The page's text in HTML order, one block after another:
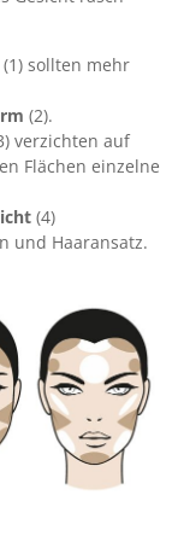
(1) sollten mehr
(2).
verzichten auf
Flächen einzelne
(4)
und Haaransatz.